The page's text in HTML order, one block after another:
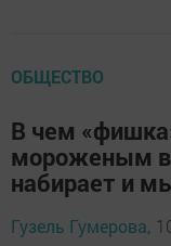
ОБЩЕСТВО
В чем
мороженым в
набирает и
Гузель Гумерова,